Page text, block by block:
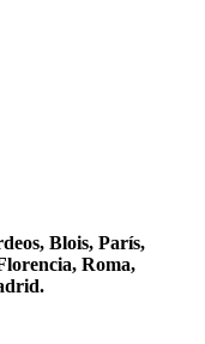
Blois, París,
Roma,